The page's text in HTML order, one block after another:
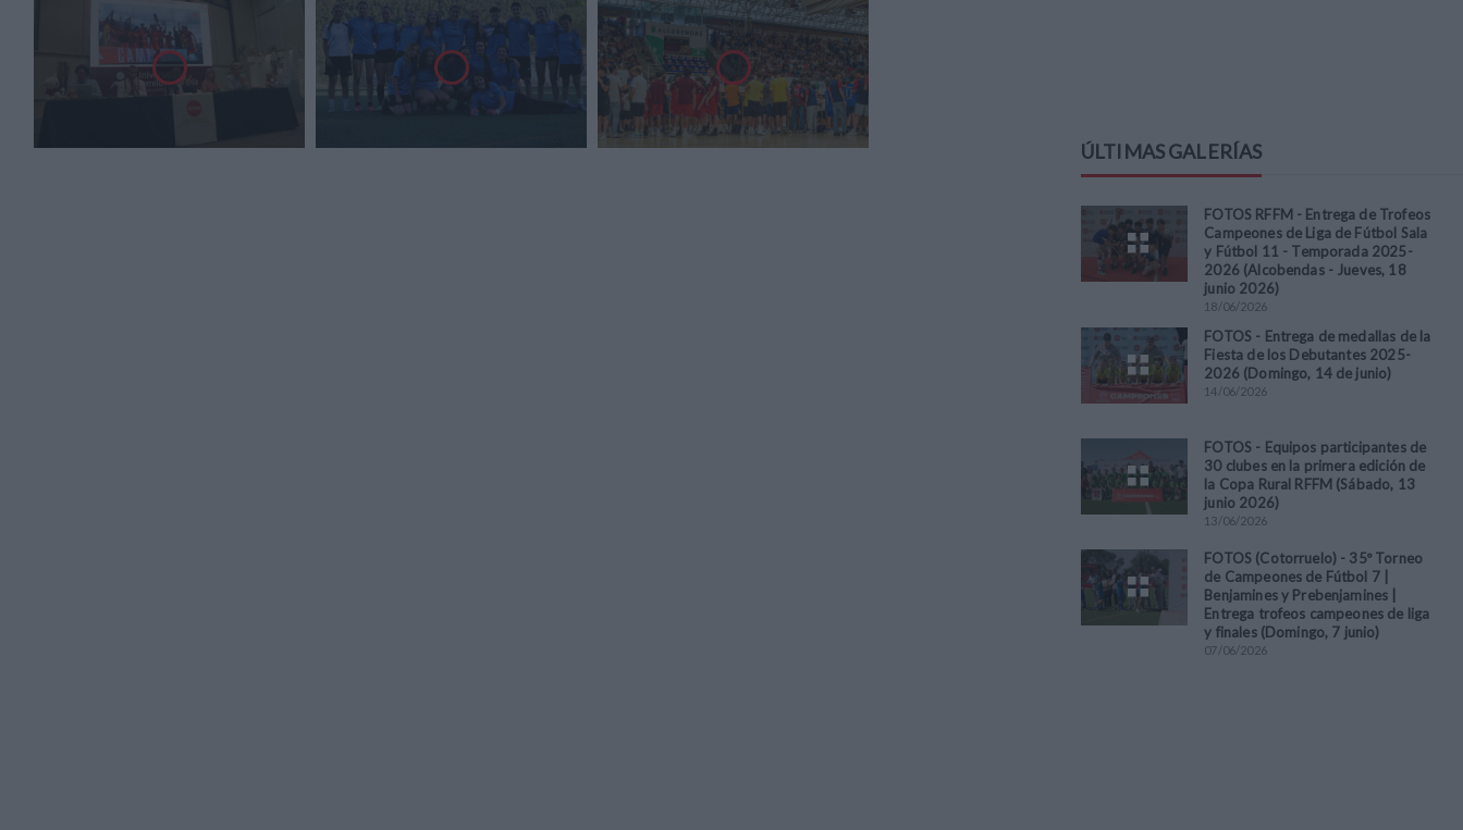
ÚLTIMAS GALERÍAS
FOTOS RFFM - Entrega de Trofeos
Campeones de Liga de Fútbol Sala
y Fútbol 11 - Temporada 2025-
2026 (Alcobendas - Jueves, 18
junio 2026)
18/06/2026
FOTOS - Entrega de medallas de la
Fiesta de los Debutantes 2025-
2026 (Domingo, 14 de junio)
14/06/2026
FOTOS - Equipos participantes de
30 clubes en la primera edición de
la Copa Rural RFFM (Sábado, 13
junio 2026)
13/06/2026
FOTOS (Cotorruelo) - 35º Torneo
de Campeones de Fútbol 7 |
Benjamines y Prebenjamines |
Entrega trofeos campeones de liga
y finales (Domingo, 7 junio)
07/06/2026